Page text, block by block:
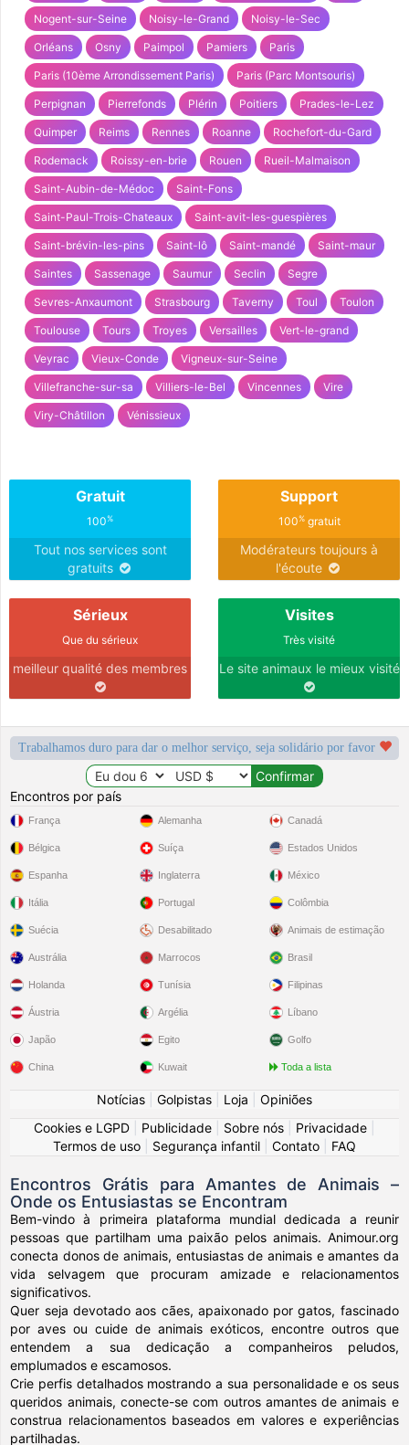
Nogent-sur-Seine Noisy-le-Grand Noisy-le-Sec
Orléans Osny Paimpol Pamiers Paris
Paris (10ème Arrondissement Paris) Paris (Parc Montsouris)
Perpignan Pierrefonds Plérin Poitiers Prades-le-Lez
Quimper Reims Rennes Roanne Rochefort-du-Gard
Rodemack Roissy-en-brie Rouen Rueil-Malmaison
Saint-Aubin-de-Médoc Saint-Fons
Saint-Paul-Trois-Chateaux Saint-avit-les-guespières
Saint-brévin-les-pins Saint-lô Saint-mandé Saint-maur
Saintes Sassenage Saumur Seclin Segre
Sevres-Anxaumont Strasbourg Taverny Toul Toulon
Toulouse Tours Troyes Versailles Vert-le-grand
Veyrac Vieux-Conde Vigneux-sur-Seine
Villefranche-sur-sa Villiers-le-Bel Vincennes Vire
Viry-Châtillon Vénissieux
Gratuit
100%
Tout nos services sont
gratuits
Support
100%gratuit
Modérateurs toujours à
l'écoute
Sérieux
Que du sérieux
meilleur qualité des membres
Visites
Très visité
Le site animaux le mieux visité
Trabalhamos duro para dar o melhor serviço, seja solidário por favor
Encontros por país
França
Bélgica
Espanha
Itália
Suécia
Alemanha
Suíça
Inglaterra
Portugal
Desabilitado
Canadá
Estados Unidos
México
Colômbia
Animais de estimação
Austrália
Holanda
Áustria
Japão
China
Marrocos
Tunísia
Argélia
Egito
Kuwait
Brasil
Filipinas
Líbano
Golfo
Toda a lista
Notícias Golpistas Loja
Opiniões
Cookies e LGPD
Publicidade Sobre nós Privacidade
Termos de uso
Segurança infantil Contato FAQ
Encontros Grátis para Amantes de Animais –
Onde os Entusiastas se Encontram
Bem-vindo à primeira plataforma mundial dedicada a reunir
pessoas que partilham uma paixão pelos animais. Animour.org
conecta donos de animais, entusiastas de animais e amantes da
vida selvagem que procuram amizade e relacionamentos
significativos.
Quer seja devotado aos cães, apaixonado por gatos, fascinado
por aves ou cuide de animais exóticos, encontre outros que
entendem a sua dedicação a companheiros peludos,
emplumados e escamosos.
Crie perfis detalhados mostrando a sua personalidade e os seus
queridos animais, conecte-se com outros amantes de animais e
construa relacionamentos baseados em valores e experiências
partilhadas.